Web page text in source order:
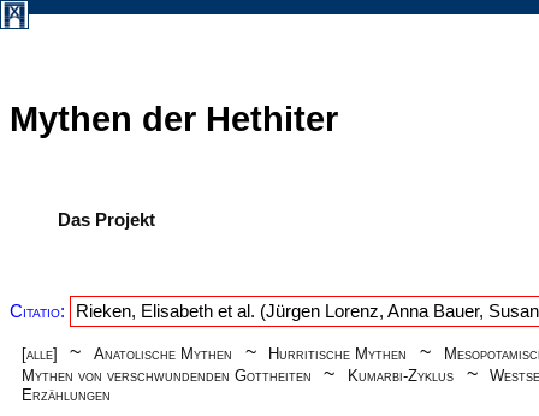
Mythen der Hethiter
Das Projekt
Citatio: Rieken, Elisabeth et al. (Jürgen Lorenz, Anna Bauer,
[alle] ~ Anatolische Mythen ~ Hurritische Mythen ~
Mythen von verschwundenden Gottheiten
~ Kumarbi-Zyklus ~
Erzählungen